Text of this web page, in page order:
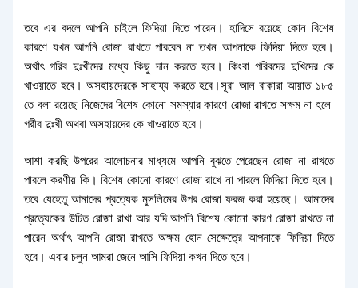
তবে এর বদলে আপনি চাইলে ফিদিয়া দিতে পারেন। হাদিসে রয়েছে কোন বিশেষ
কারণে যখন আপনি রোজা রাখতে পারবেন না তখন আপনাকে ফিদিয়া দিতে হবে।
অর্থাৎ গরিব দুঃখীদের মধ্যে কিছু দান করতে হবে। কিংবা গরিবদের দুখিদের কে
খাওয়াতে হবে। অসহায়দেরকে সাহায্য করতে হবে।সূরা আল বাকারা আয়াত ১৮৫
তে বলা রয়েছে নিজেদের বিশেষ কোনো সমস্যার কারণে রোজা রাখতে সক্ষম না হলে
গরীব দুঃখী অথবা অসহায়দের কে খাওয়াতে হবে।
আশা করছি উপরের আলোচনার মাধ্যমে আপনি বুঝতে পেরেছেন রোজা না রাখতে
পারলে করণীয় কি। বিশেষ কোনো কারণে রোজা রাখে না পারলে ফিদিয়া দিতে হবে।
তবে যেহেতু আমাদের প্রত্যেক মুসলিমের উপর রোজা ফরজ করা হয়েছে। আমাদের
প্রত্যেকের উচিত রোজা রাখা আর যদি আপনি বিশেষ কোনো কারণ রোজা রাখতে না
পারেন অর্থাৎ আপনি রোজা রাখতে অক্ষম হোন সেক্ষেত্রে আপনাকে ফিদিয়া দিতে
হবে। এবার চলুন আমরা জেনে আসি ফিদিয়া কখন দিতে হবে।